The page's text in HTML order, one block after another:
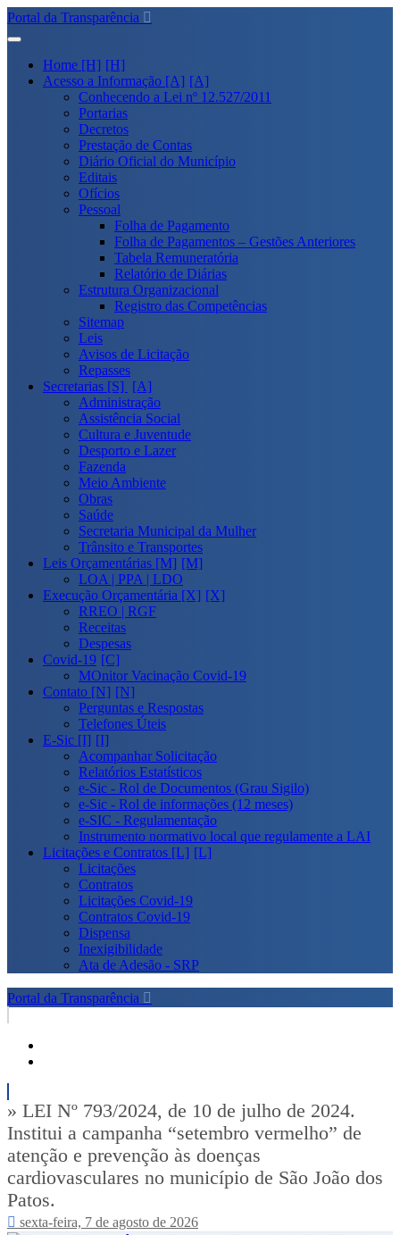
Portal da Transparência
Home [H]
Acesso a Informação [A]
Conhecendo a Lei nº 12.527/2011
Portarias
Decretos
Prestação de Contas
Diário Oficial do Município
Editais
Ofícios
Pessoal
Folha de Pagamento
Folha de Pagamentos – Gestões Anteriores
Tabela Remuneratória
Relatório de Diárias
Estrutura Organizacional
Registro das Competências
Sitemap
Leis
Avisos de Licitação
Repasses
Secretarias [S]
Administração
Assistência Social
Cultura e Juventude
Desporto e Lazer
Fazenda
Meio Ambiente
Obras
Saúde
Secretaria Municipal da Mulher
Trânsito e Transportes
Leis Orçamentárias [M]
LOA | PPA | LDO
Execução Orçamentária [X]
RREO | RGF
Receitas
Despesas
Covid-19
MOnitor Vacinação Covid-19
Contato [N]
Perguntas e Respostas
Telefones Úteis
E-Sic [I]
Acompanhar Solicitação
Relatórios Estatísticos
e-Sic - Rol de Documentos (Grau Sigilo)
e-Sic - Rol de informações (12 meses)
e-SIC - Regulamentação
Instrumento normativo local que regulamente a LAI
Licitações e Contratos [L]
Licitações
Contratos
Licitações Covid-19
Contratos Covid-19
Dispensa
Inexigibilidade
Ata de Adesão - SRP
Portal da Transparência
» LEI Nº 793/2024, de 10 de julho de 2024.
Institui a campanha “setembro vermelho” de
atenção e prevenção às doenças
cardiovasculares no município de São João dos
Patos.
sexta-feira, 7 de agosto de 2026